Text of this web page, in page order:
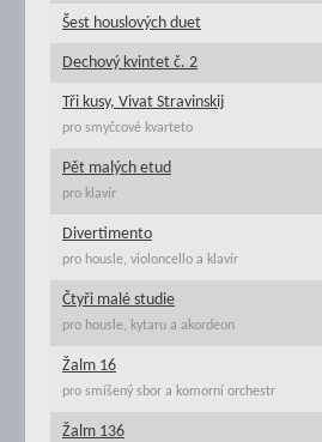
Šest houslových duet
Dechový kvintet č. 2
Tři kusy, Vivat Stravinskij
pro smyčcové kvarteto
Pět malých etud
pro klavír
Divertimento
pro housle, violoncello a klavír
Čtyři malé studie
pro housle, kytaru a akordeon
Žalm 16
pro smíšený sbor a komorní orchestr
Žalm 136